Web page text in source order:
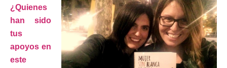
¿Quienes
han sido
tus
apoyos en
este